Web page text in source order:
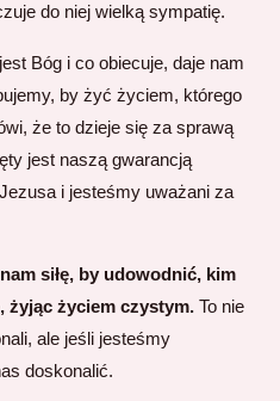
do niej wielką sympatię.
Bóg i co obiecuje, daje nam
by żyć życiem, którego
że to dzieje się za sprawą
jest naszą gwarancją
i jesteśmy uważani za
siłę, by udowodnić, kim
żyjąc życiem czystym. To nie
ale jeśli jesteśmy
doskonalić.